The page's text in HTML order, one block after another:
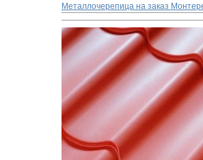
Металлочерепица на заказ